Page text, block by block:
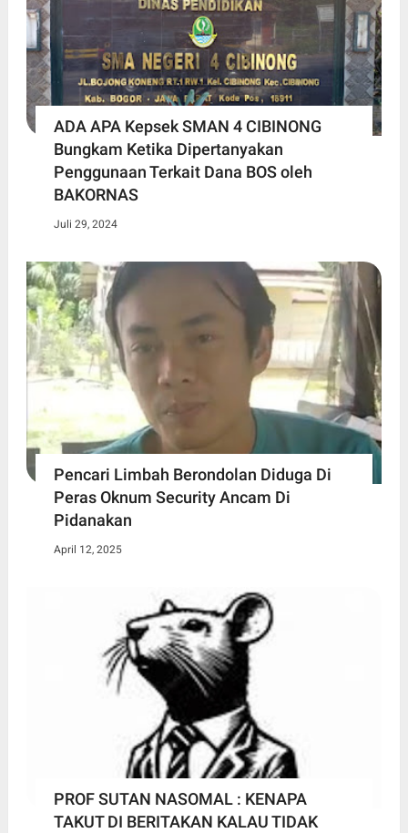
ADA APA Kepsek SMAN 4 CIBINONG
Bungkam Ketika Dipertanyakan
Penggunaan Terkait Dana BOS oleh
BAKORNAS
Juli 29, 2024
Pencari Limbah Berondolan Diduga Di
Peras Oknum Security Ancam Di
Pidanakan
April 12, 2025
PROF SUTAN NASOMAL : KENAPA
TAKUT DI BERITAKAN KALAU TIDAK